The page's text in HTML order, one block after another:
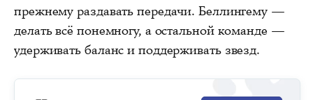
прежнему раздавать передачи. Беллингему —
делать всё понемногу, а остальной команде —
удерживать баланс и поддерживать звезд.